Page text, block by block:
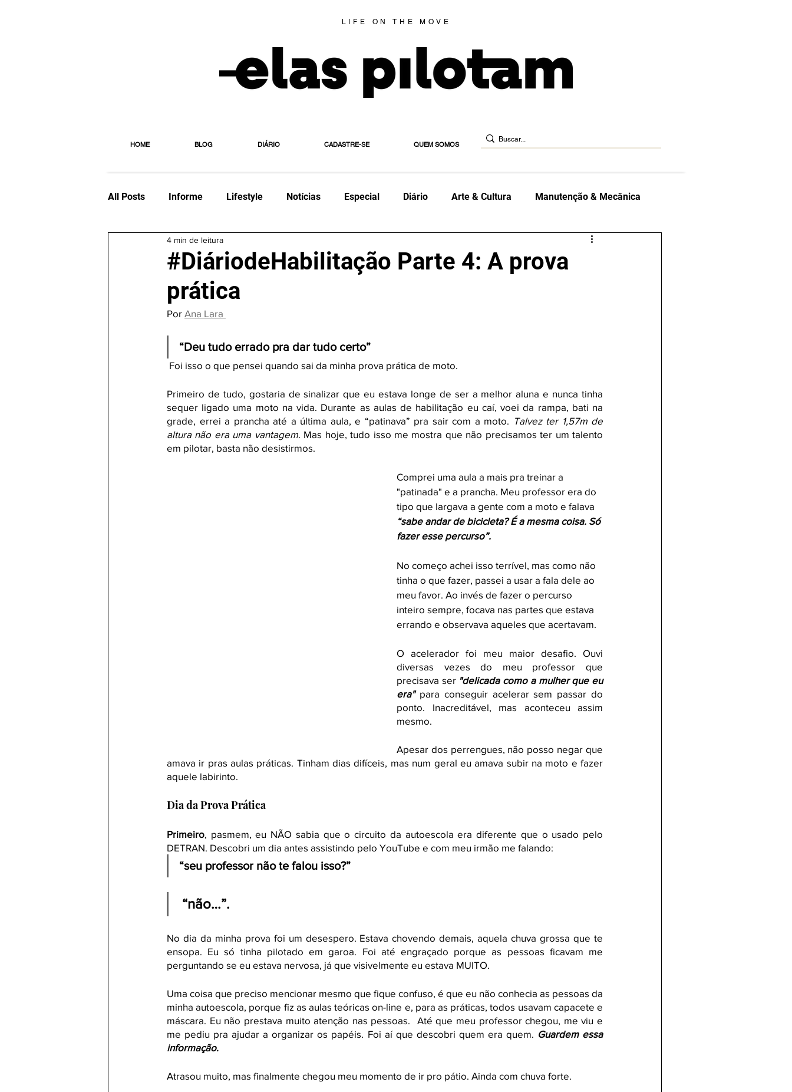
LIFE ON THE MOVE
HOME BLOG DIÁRIO CADASTRE-SE QUEM SOMOS
All Posts Informe Lifestyle Notícias Especial Diário Arte & Cultura Manutenção & Mecânica
Editorial
#DiáriodeHabilitação Parte 4: A prova
prática
4 min de leitura
Por Ana Lara
“Deu tudo errado pra dar tudo certo”
Foi isso o que pensei quando sai da minha prova prática de moto.
Primeiro de tudo, gostaria de sinalizar que eu estava longe de ser a melhor aluna e nunca tinha
sequer ligado uma moto na vida. Durante as aulas de habilitação eu caí, voei da rampa, bati na
grade, errei a prancha até a última aula, e “patinava” pra sair com a moto. Talvez ter 1,57m de
altura não era uma vantagem. Mas hoje, tudo isso me mostra que não precisamos ter um talento
em pilotar, basta não desistirmos.
Comprei uma aula a mais pra treinar a
"patinada" e a prancha. Meu professor era do
tipo que largava a gente com a moto e falava
“sabe andar de bicicleta? É a mesma coisa. Só
fazer esse percurso”.
No começo achei isso terrível, mas como não
tinha o que fazer, passei a usar a fala dele ao
meu favor. Ao invés de fazer o percurso
inteiro sempre, focava nas partes que estava
errando e observava aqueles que acertavam.
O acelerador foi meu maior desafio. Ouvi
diversas vezes do meu professor que
precisava ser "delicada como a mulher que eu
era" para conseguir acelerar sem passar do
ponto. Inacreditável, mas aconteceu assim
mesmo.
Apesar dos perrengues, não posso negar que
amava ir pras aulas práticas. Tinham dias difíceis, mas num geral eu amava subir na moto e fazer
aquele labirinto.
Dia da Prova Prática
Primeiro, pasmem, eu NÃO sabia que o circuito da autoescola era diferente que o usado pelo
DETRAN. Descobri um dia antes assistindo pelo YouTube e com meu irmão me falando:
“seu professor não te falou isso?”
“não…”.
No dia da minha prova foi um desespero. Estava chovendo demais, aquela chuva grossa que te
ensopa. Eu só tinha pilotado em garoa. Foi até engraçado porque as pessoas ficavam me
perguntando se eu estava nervosa, já que visivelmente eu estava MUITO.
Uma coisa que preciso mencionar mesmo que fique confuso, é que eu não conhecia as pessoas da
minha autoescola, porque fiz as aulas teóricas on-line e, para as práticas, todos usavam capacete e
máscara. Eu não prestava muito atenção nas pessoas.  Até que meu professor chegou, me viu e
me pediu pra ajudar a organizar os papéis. Foi aí que descobri quem era quem. Guardem essa
informação.
Atrasou muito, mas finalmente chegou meu momento de ir pro pátio. Ainda com chuva forte.